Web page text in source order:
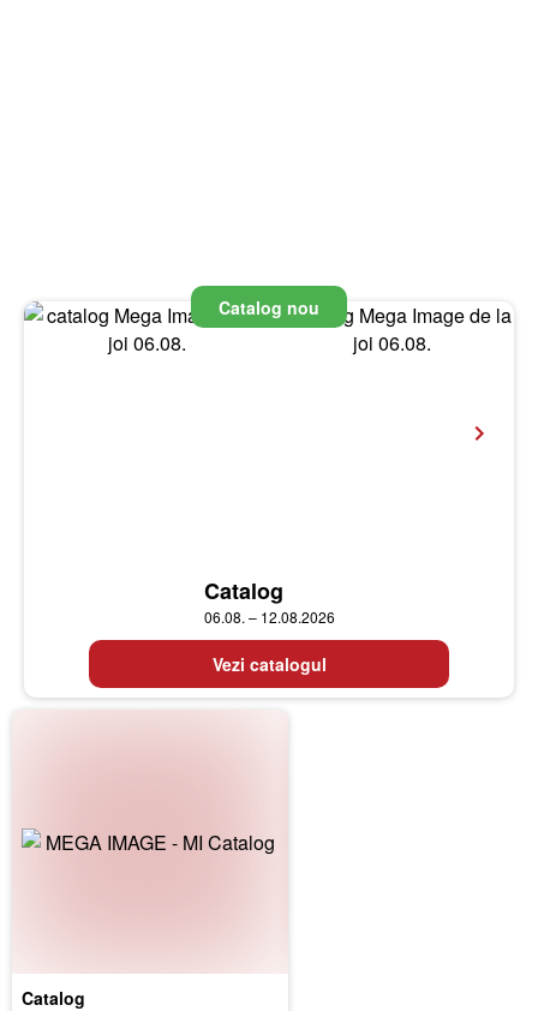
Catalog nou
Catalog
06.08. – 12.08.2026
Vezi catalogul
Catalog